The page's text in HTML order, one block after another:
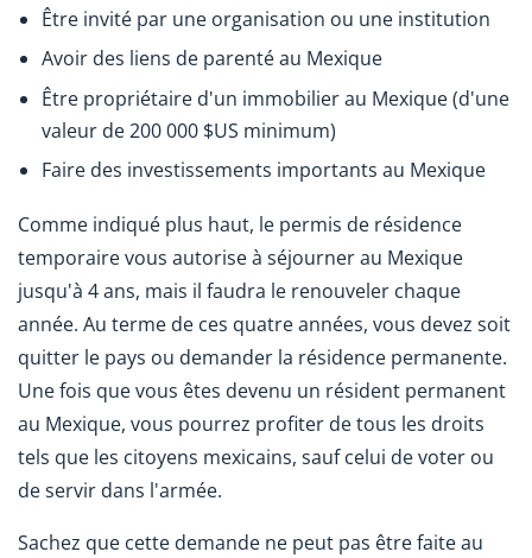
Être invité par une organisation ou une institution
Avoir des liens de parenté au Mexique
Être propriétaire d'un immobilier au Mexique (d'une
valeur de 200 000 $US minimum)
Faire des investissements importants au Mexique
Comme indiqué plus haut, le permis de résidence
temporaire vous autorise à séjourner au Mexique
jusqu'à 4 ans, mais il faudra le renouveler chaque
année. Au terme de ces quatre années, vous devez soit
quitter le pays ou demander la résidence permanente.
Une fois que vous êtes devenu un résident permanent
au Mexique, vous pourrez profiter de tous les droits
tels que les citoyens mexicains, sauf celui de voter ou
de servir dans l'armée.
Sachez que cette demande ne peut pas être faite au